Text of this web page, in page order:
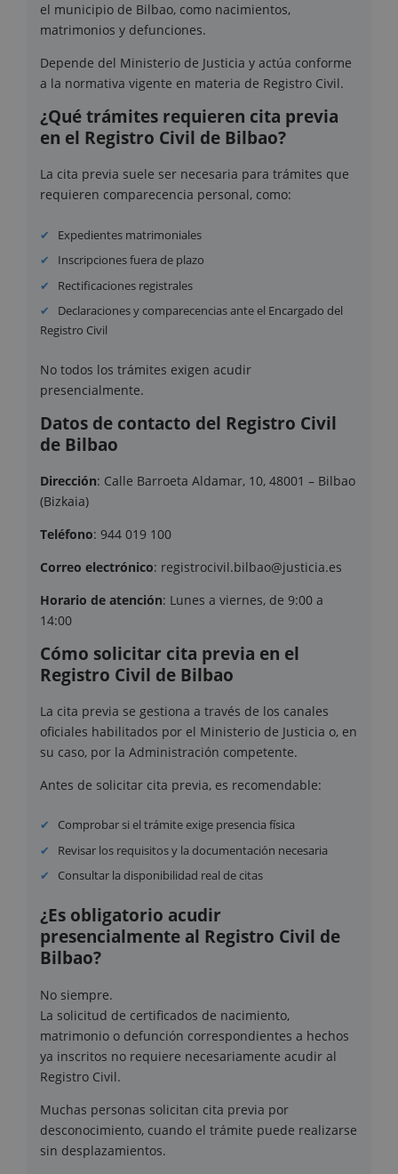
el municipio de Bilbao, como nacimientos,
matrimonios y defunciones.
Depende del Ministerio de Justicia y actúa conforme
a la normativa vigente en materia de Registro Civil.
¿Qué trámites requieren cita previa
en el Registro Civil de Bilbao?
La cita previa suele ser necesaria para trámites que
requieren comparecencia personal, como:
Expedientes matrimoniales
Inscripciones fuera de plazo
Rectificaciones registrales
Declaraciones y comparecencias ante el Encargado del
Registro Civil
No todos los trámites exigen acudir
presencialmente.
Datos de contacto del Registro Civil
de Bilbao
Dirección: Calle Barroeta Aldamar, 10, 48001 – Bilbao
(Bizkaia)
Teléfono: 944 019 100
Correo electrónico: registrocivil.bilbao@justicia.es
Horario de atención: Lunes a viernes, de 9:00 a
14:00
Cómo solicitar cita previa en el
Registro Civil de Bilbao
La cita previa se gestiona a través de los canales
oficiales habilitados por el Ministerio de Justicia o, en
su caso, por la Administración competente.
Antes de solicitar cita previa, es recomendable:
Comprobar si el trámite exige presencia física
Revisar los requisitos y la documentación necesaria
Consultar la disponibilidad real de citas
¿Es obligatorio acudir
presencialmente al Registro Civil de
Bilbao?
No siempre.
La solicitud de certificados de nacimiento,
matrimonio o defunción correspondientes a hechos
ya inscritos no requiere necesariamente acudir al
Registro Civil.
Muchas personas solicitan cita previa por
desconocimiento, cuando el trámite puede realizarse
sin desplazamientos.